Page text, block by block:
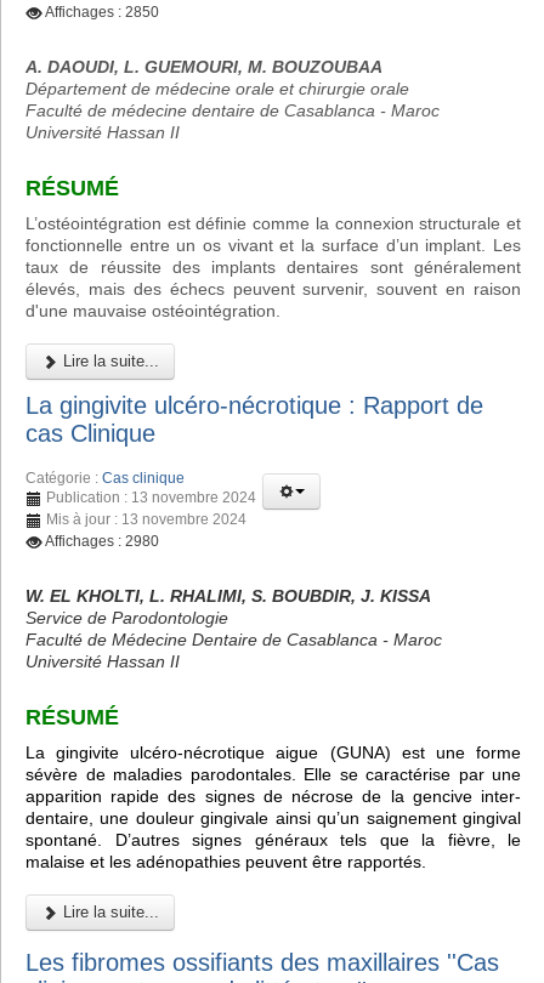
Affichages : 2850
A. DAOUDI, L. GUEMOURI, M. BOUZOUBAA
Département de médecine orale et chirurgie orale
Faculté de médecine dentaire de Casablanca - Maroc
Université Hassan II
RÉSUMÉ
L’ostéointégration est définie comme la connexion structurale et
fonctionnelle entre un os vivant et la surface d’un implant. Les
taux de réussite des implants dentaires sont généralement
élevés, mais des échecs peuvent survenir, souvent en raison
d'une mauvaise ostéointégration.
Lire la suite...
La gingivite ulcéro-nécrotique : Rapport de
cas Clinique
Catégorie : Cas clinique
Publication : 13 novembre 2024
Mis à jour : 13 novembre 2024
Affichages : 2980
W. EL KHOLTI, L. RHALIMI, S. BOUBDIR, J. KISSA
Service de Parodontologie
Faculté de Médecine Dentaire de Casablanca - Maroc
Université Hassan II
RÉSUMÉ
La gingivite ulcéro-nécrotique aigue (GUNA) est une forme
sévère de maladies parodontales. Elle se caractérise par une
apparition rapide des signes de nécrose de la gencive inter-
dentaire, une douleur gingivale ainsi qu’un saignement gingival
spontané. D’autres signes généraux tels que la fièvre, le
malaise et les adénopathies peuvent être rapportés.
Lire la suite...
Les fibromes ossifiants des maxillaires ''Cas